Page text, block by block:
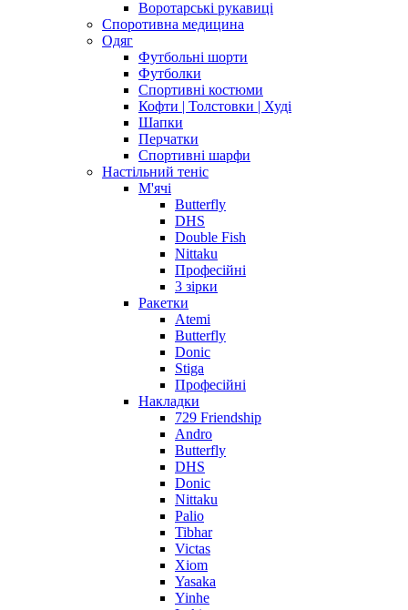
Воротарські рукавиці
Споротивна медицина
Одяг
Футбольні шорти
Футболки
Спортивні костюми
Кофти | Толстовки | Худі
Шапки
Перчатки
Спортивні шарфи
Настільний теніс
М'ячі
Butterfly
DHS
Double Fish
Nittaku
Професійні
3 зірки
Ракетки
Atemi
Butterfly
Donic
Stiga
Професійні
Накладки
729 Friendship
Andro
Butterfly
DHS
Donic
Nittaku
Palio
Tibhar
Victas
Xiom
Yasaka
Yinhe